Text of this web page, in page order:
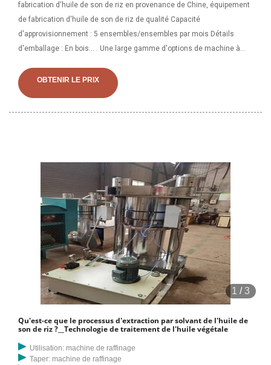
fabrication d'huile de son de riz en provenance de Chine, équipement
de fabrication d'huile de son de riz de qualité Capacité
d'approvisionnement : 5 ensembles/ensembles par mois Détails
d'emballage : En bois... . Une large gamme d'options de machine à
vendent des machine à huile de son de riz sur Alibaba, principalement
situés en Asie. Les principaux fournisseurs sont le Tchad, la Chine et
OBTENIR LE PRIX
1 /3
Qu'est-ce que le processus d'extraction par solvant de l'huile de
son de riz ?__Technologie de traitement de l'huile végétale
Utilisation: machine de raffinage
Taper: machine de raffinage